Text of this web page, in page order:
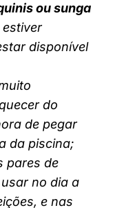
ou sunga
disponível
do
de pegar
da piscina;
pares de
no dia a
e nas